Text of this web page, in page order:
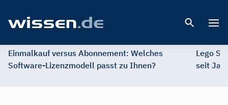
Einmalkauf versus Abonnement: Welches
Software-Lizenzmodell passt zu Ihnen?
Lego
seit